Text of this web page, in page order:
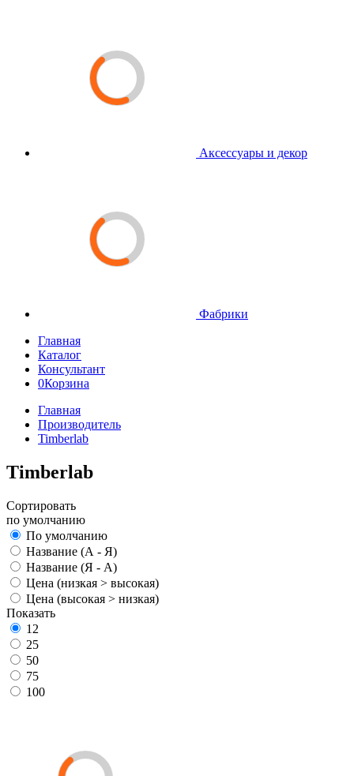
Аксессуары и декор
Фабрики
Главная
Каталог
Консультант
0Корзина
Главная
Производитель
Timberlab
Timberlab
Сортировать
по умолчанию
По умолчанию
Название (А - Я)
Название (Я - А)
Цена (низкая > высокая)
Цена (высокая > низкая)
Показать
12
25
50
75
100